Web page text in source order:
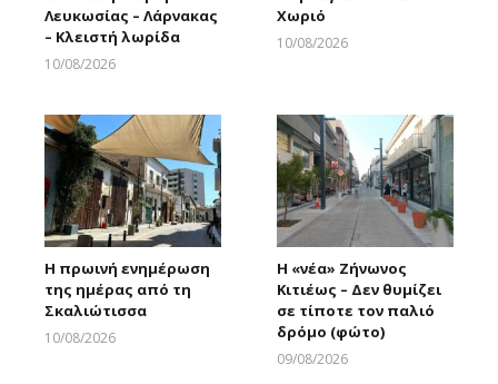
Λευκωσίας – Λάρνακας
– Κλειστή λωρίδα
10/08/2026
Χωριό
10/08/2026
Η πρωινή ενημέρωση
της ημέρας από τη
Σκαλιώτισσα
10/08/2026
Η «νέα» Ζήνωνος
Κιτιέως – Δεν θυμίζει
σε τίποτε τον παλιό
δρόμο (φώτο)
09/08/2026